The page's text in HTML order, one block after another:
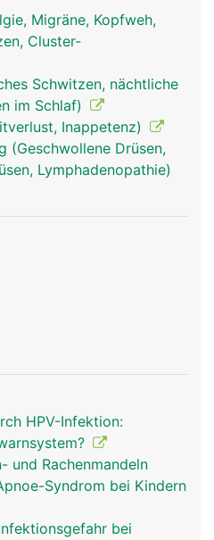
den Druckausgleich
Migräne, Kopfweh,
Cluster-
Schwitzen, nächtliche
im Schlaf)
Inappetenz)
(Geschwollene Drüsen,
Lymphadenopathie)
HPV-Infektion:
und Rachenmandeln
Syndrom bei Kindern
bei